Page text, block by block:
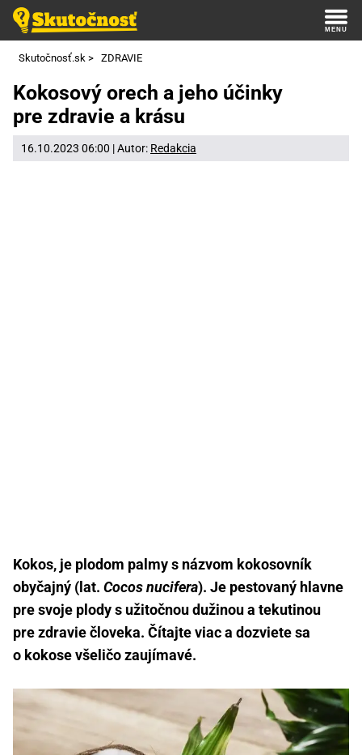
Skutočnosť.sk > ZDRAVIE
Kokosový orech a jeho účinky
pre zdravie a krásu
16.10.2023 06:00 | Autor: Redakcia
Kokos, je plodom palmy s názvom kokosovník
obyčajný (lat. Cocos nucifera). Je pestovaný hlavne
pre svoje plody s užitočnou dužinou a tekutinou
pre zdravie človeka. Čítajte viac a dozviete sa
o kokose všeličo zaujímavé.